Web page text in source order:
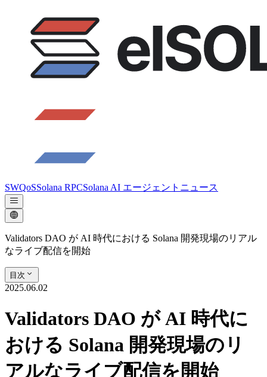
SWQoSSolana RPCSolana AI エージェント ニュース
Validators DAO が AI 時代における Solana 開発現場のリアル
なライブ配信を開始
目次
2025.06.02
Validators DAO が AI 時代に
おける Solana 開発現場のリ
アルなライブ配信を開始